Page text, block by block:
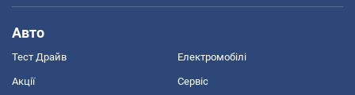
Авто
Тест Драйв Електромобілі
Акції Сервіс